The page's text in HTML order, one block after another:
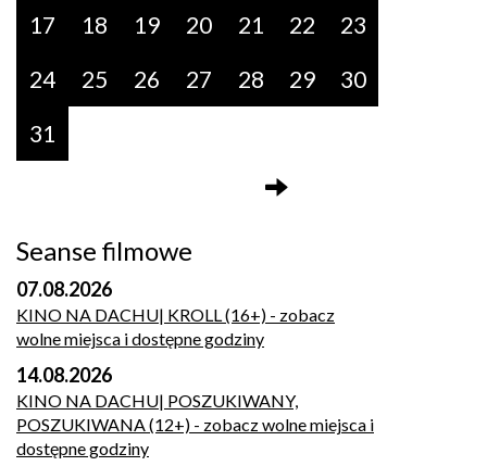
17
18 19 20 21 22
23
24
25 26 27 28 29
30
31
Seanse filmowe
07.08.2026
KINO NA DACHU| KROLL (16+) - zobacz
wolne miejsca i dostępne godziny
14.08.2026
KINO NA DACHU| POSZUKIWANY,
POSZUKIWANA (12+) - zobacz wolne miejsca i
dostępne godziny